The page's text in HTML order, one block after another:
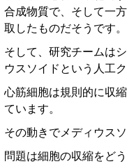
合成物質で、そして一
取したものだそうです。
そして、研究チームは
ウスソイドという人工
心筋細胞は規則的に収
ています。
その動きでメディウス
問題は細胞の収縮をど